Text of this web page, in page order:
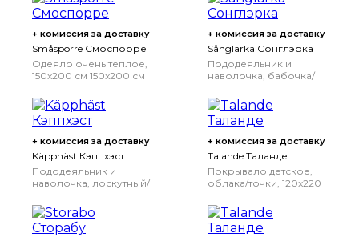
+ комиссия за доставку
Småsporre Смоспорре
Одеяло очень теплое,
150x200 см 150x200 см
+ комиссия за доставку
Sånglärka Сонглэрка
Пододеяльник и
наволочка, бабочка/
150x200/50x70 см
+ комиссия за доставку
Käpphäst Кэппхэст
Пододеяльник и
наволочка, лоскутный/
150x200/50x70 см
+ комиссия за доставку
Talande Таланде
Покрывало детское,
облака/точки, 120x220